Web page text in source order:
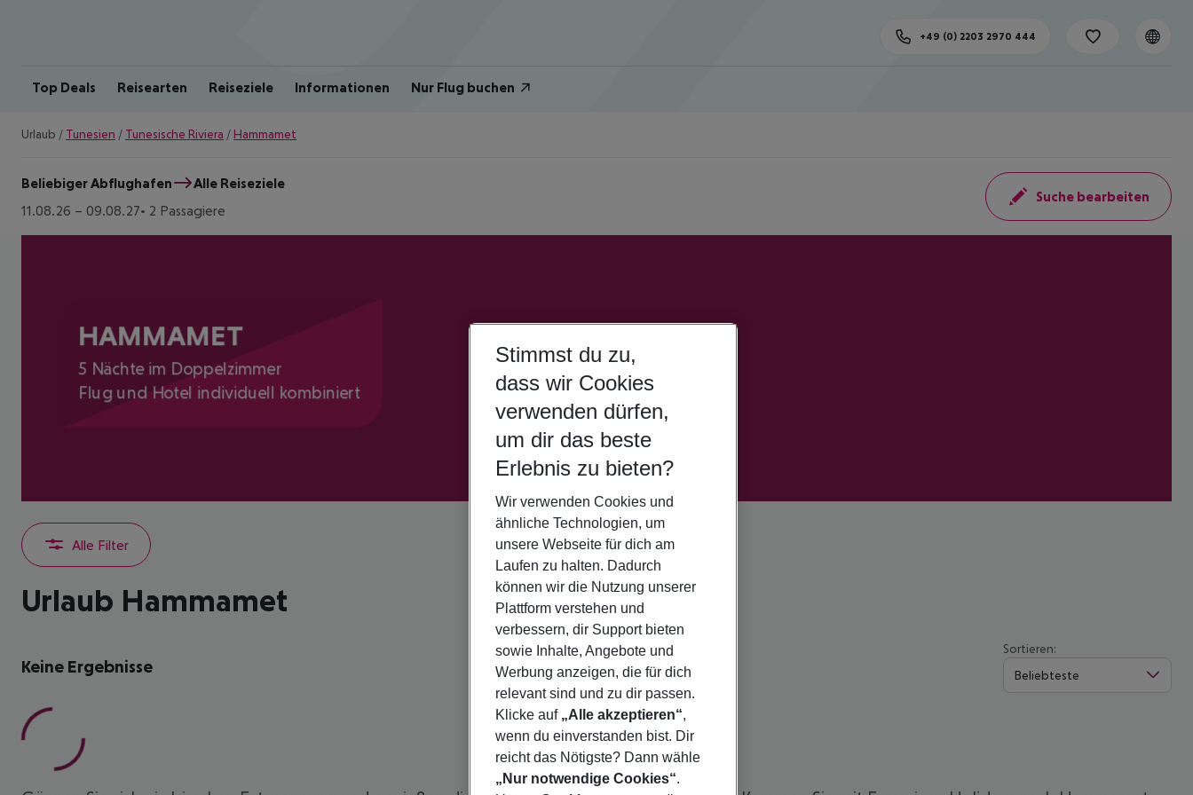
Top Deals Reisearten Reiseziele Informationen Nur Flug buchen
+49 (0) 2203 2970 444
Urlaub / Tunesien / Tunesische Riviera / Hammamet
Beliebiger Abflughafen
Alle Reiseziele
11.08.26 – 09.08.27 2 Passagiere
Suche bearbeiten
HAMMAMET
5 Nächte im Doppelzimmer
Flug und Hotel individuell kombiniert
Alle Filter
Urlaub Hammamet
Keine Ergebnisse
Sortieren:
Beliebteste
Stimmst du zu,
dass wir Cookies
verwenden dürfen,
um dir das beste
Erlebnis zu bieten?
Wir verwenden Cookies und
ähnliche Technologien, um
unsere Webseite für dich am
Laufen zu halten. Dadurch
können wir die Nutzung unserer
Plattform verstehen und
verbessern, dir Support bieten
sowie Inhalte, Angebote und
Werbung anzeigen, die für dich
relevant sind und zu dir passen.
Klicke auf „Alle akzeptieren“,
wenn du einverstanden bist. Dir
reicht das Nötigste? Dann wähle
„Nur notwendige Cookies“.